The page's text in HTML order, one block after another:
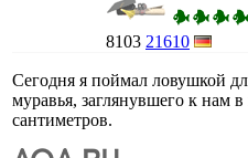
8103 21610
Сегодня я поймал ловушкой
муравья, заглянувшего к нам
сантиметров.